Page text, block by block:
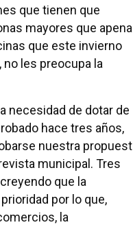
que tienen que
mayores que
que este invierno
les preocupa la
necesidad de dotar de
hace tres años,
nuestra
municipal. Tres
que la
por lo que,
la